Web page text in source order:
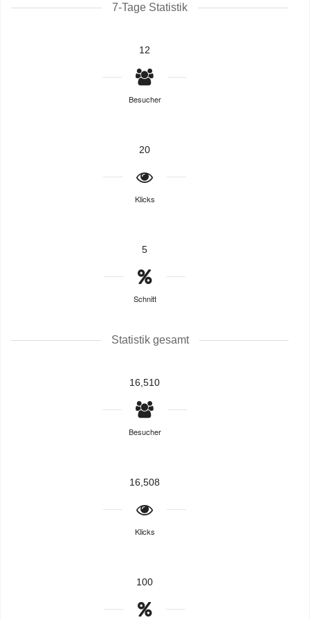
7-Tage Statistik
12
Besucher
20
Klicks
5
Schnitt
Statistik gesamt
16,510
Besucher
16,508
Klicks
100